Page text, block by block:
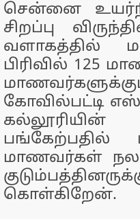
சென்னை
சிறப்பு
வளாகத்தில்
பிரிவில் 125
கோவில்பட்டி
கல்லூரியின்
பங்கேற்பதில்
மாணவர்கள்
கொள்கிறேன்.